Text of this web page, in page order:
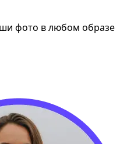
фото в любом образе